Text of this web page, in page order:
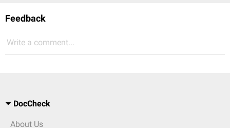
Feedback
Write a comment...
DocCheck
About Us